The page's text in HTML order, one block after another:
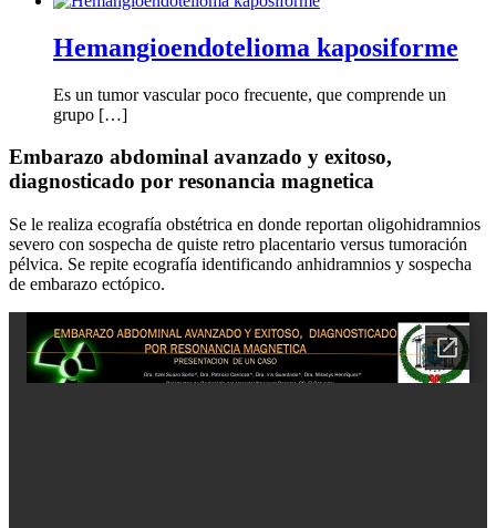
Hemangioendotelioma kaposiforme
Es un tumor vascular poco frecuente, que comprende un
grupo […]
Embarazo abdominal avanzado y exitoso,
diagnosticado por resonancia magnetica
Se le realiza ecografía obstétrica en donde reportan oligohidramnios
severo con sospecha de quiste retro placentario versus tumoración
pélvica. Se repite ecografía identificando anhidramnios y sospecha
de embarazo ectópico.